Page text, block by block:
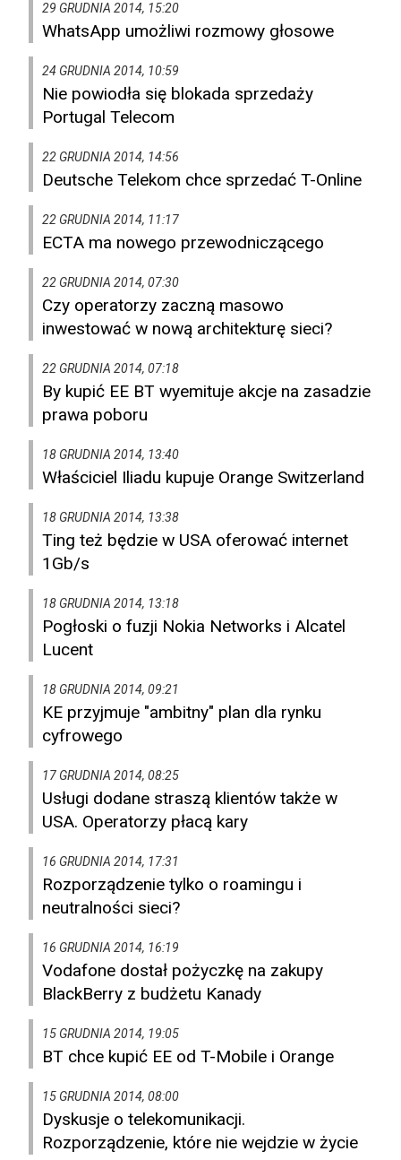
29 GRUDNIA 2014, 15:20
WhatsApp umożliwi rozmowy głosowe
24 GRUDNIA 2014, 10:59
Nie powiodła się blokada sprzedaży
Portugal Telecom
22 GRUDNIA 2014, 14:56
Deutsche Telekom chce sprzedać T-Online
22 GRUDNIA 2014, 11:17
ECTA ma nowego przewodniczącego
22 GRUDNIA 2014, 07:30
Czy operatorzy zaczną masowo
inwestować w nową architekturę sieci?
22 GRUDNIA 2014, 07:18
By kupić EE BT wyemituje akcje na zasadzie
prawa poboru
18 GRUDNIA 2014, 13:40
Właściciel Iliadu kupuje Orange Switzerland
18 GRUDNIA 2014, 13:38
Ting też będzie w USA oferować internet
1Gb/s
18 GRUDNIA 2014, 13:18
Pogłoski o fuzji Nokia Networks i Alcatel
Lucent
18 GRUDNIA 2014, 09:21
KE przyjmuje "ambitny" plan dla rynku
cyfrowego
17 GRUDNIA 2014, 08:25
Usługi dodane straszą klientów także w
USA. Operatorzy płacą kary
16 GRUDNIA 2014, 17:31
Rozporządzenie tylko o roamingu i
neutralności sieci?
16 GRUDNIA 2014, 16:19
Vodafone dostał pożyczkę na zakupy
BlackBerry z budżetu Kanady
15 GRUDNIA 2014, 19:05
BT chce kupić EE od T-Mobile i Orange
15 GRUDNIA 2014, 08:00
Dyskusje o telekomunikacji.
Rozporządzenie, które nie wejdzie w życie